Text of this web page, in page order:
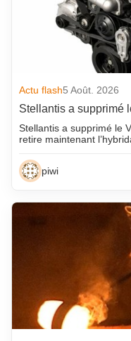
Actu flash5 Août. 2026
Stellantis a supprimé
Stellantis a supprimé le
retire maintenant
piwi